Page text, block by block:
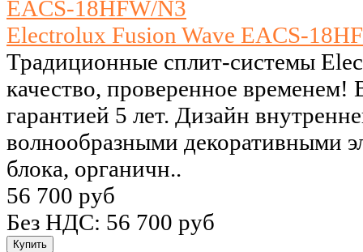
Electrolux Fusion Wave EACS-
Традиционные сплит-системы
качество, проверенное
гарантией 5 лет. Дизайн
волнообразными декоративными
блока, органичн..
56 700 руб
Без НДС: 56 700 руб